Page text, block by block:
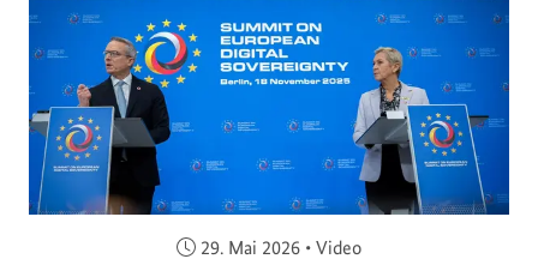
Veröffentlicht am:
29. Mai 2026 • Video